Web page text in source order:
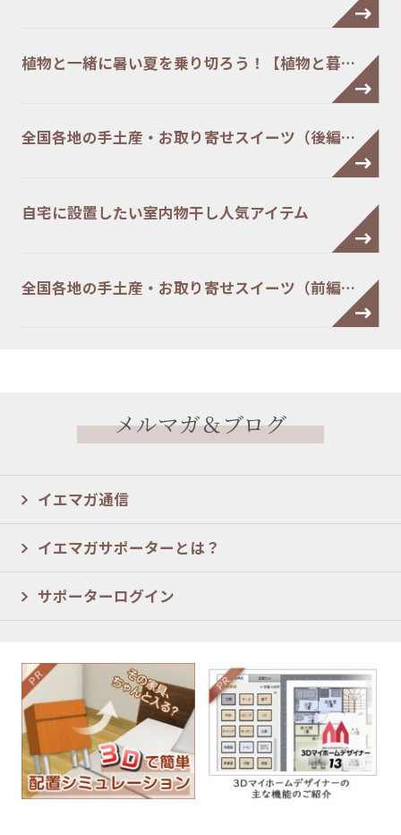
植物と一緒に暑い夏を乗り切ろう！【植物と暮…
全国各地の手土産・お取り寄せスイーツ（後編…
自宅に設置したい室内物干し人気アイテム
全国各地の手土産・お取り寄せスイーツ（前編…
メルマガ＆ブログ
イエマガ通信
イエマガサポーターとは？
サポーターログイン